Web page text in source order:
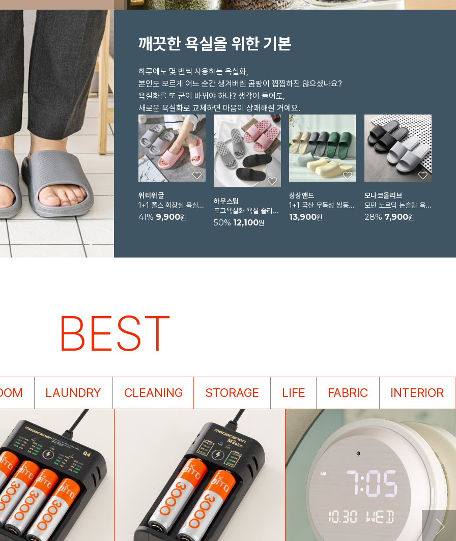
깨끗한 욕실을 위한 기본
하루에도 몇 번씩 사용하는 욕실화,
본인도 모르게 어느 순간 생겨버린 곰팡이 찝찝하진 않으셨나요?
욕실화를 또 굳이 바꿔야 하나? 생각이 들어도,
새로운 욕실화로 교체하면 마음이 상쾌해질 거예요.
위티위글
1+1 폴스 화장실 욕실 슬리퍼 미끄럼방지 욕실화
41% 9,900원
하우스팁
포그욕실화 욕실 슬리퍼 화장실슬리퍼 미끄럼방지 물빠짐신발 발등낮은욕실화 층간소음방지
50% 12,100원
상상앤드
1+1 국산 무독성 쌍둥이 욕실화
13,900원
모나코올리브
모던 노르딕 논슬립 욕실화
28% 7,900원
BEST
LAUNDRY CLEANING STORAGE LIFE FABRIC INTERIOR